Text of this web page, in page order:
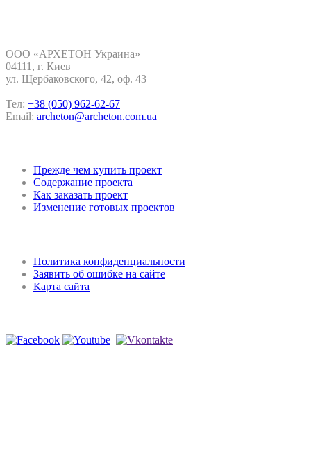
ООО «АРХЕТОН Украина»
04111, г. Киев
ул. Щербаковского, 42, oф. 43
Тел: +38 (050) 962-62-67
Email: archeton@archeton.com.ua
Прежде чем купить проект
Содержание проекта
Как заказать проект
Изменение готовых проектов
Политика конфиденциальности
Заявить об ошибке на сайте
Карта сайта